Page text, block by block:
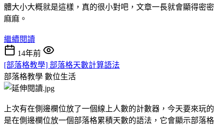
體大小大概就是這樣，真的很小對吧，文章一長就會顯得密密
麻麻。
繼續閱讀
14年前
[部落格教學] 部落格天數計算語法
部落格教學 數位生活
上次有在側邊欄位放了一個線上人數的計數器，今天要來玩的
是在側邊欄位放一個部落格累積天數的語法，它會顯示部落格